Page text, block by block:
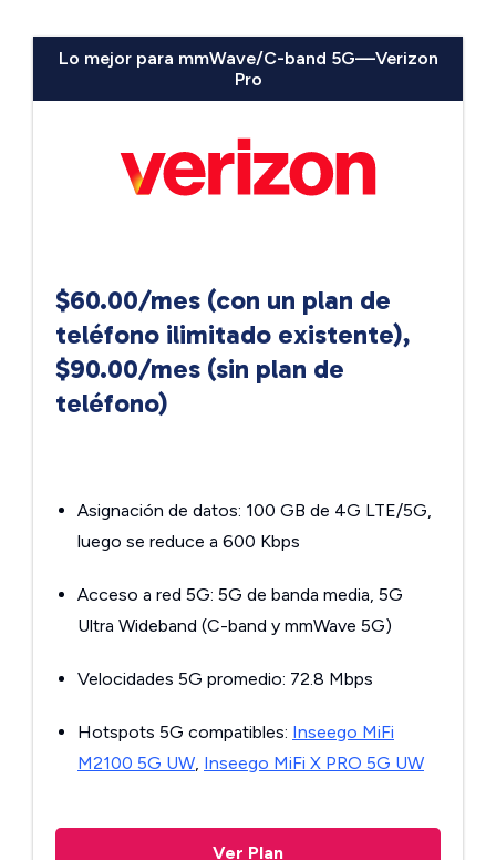
Lo mejor para mmWave/C-band 5G—Verizon
Pro
$60.00/mes (con un plan de
teléfono ilimitado existente),
$90.00/mes (sin plan de
teléfono)
Asignación de datos: 100 GB de 4G LTE/5G,
luego se reduce a 600 Kbps
Acceso a red 5G: 5G de banda media, 5G
Ultra Wideband (C-band y mmWave 5G)
Velocidades 5G promedio: 72.8 Mbps
Hotspots 5G compatibles: Inseego MiFi
M2100 5G UW, Inseego MiFi X PRO 5G UW
Ver Plan